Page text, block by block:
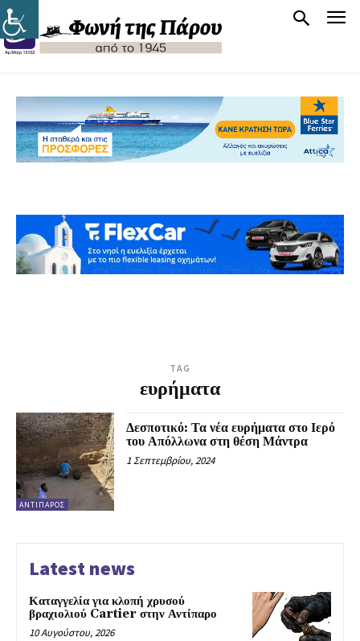
TAG
ευρήματα
ΑΝΤΊΠΑΡΟΣ
Δεσποτικό: Τα νέα ευρήματα στο Ιερό
του Απόλλωνα στη θέση Μάντρα
1 Σεπτεμβρίου, 2024
Latest news
Καταγγελία για κλοπή χρυσού
βραχιολιού Cartier στην Αντίπαρο
10 Αυγούστου, 2026